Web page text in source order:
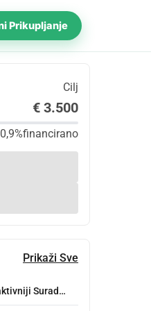
Prikupljanje
Cilj
€ 3.500
0,9%financirano
Prikaži Sve
Suradnici